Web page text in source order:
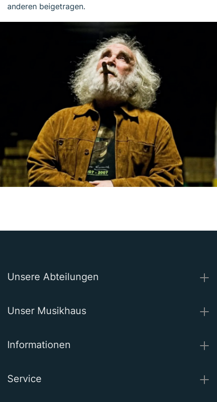
anderen beigetragen.
Unsere Abteilungen
Unser Musikhaus
Informationen
Service